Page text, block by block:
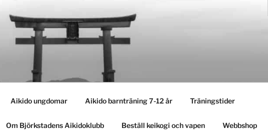
Aikido ungdomar Aikido barnträning 7-12 år Träningstider
Om Björkstadens Aikidoklubb Beställ keikogi och vapen Webbshop